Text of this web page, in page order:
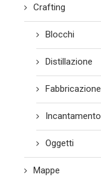
Crafting
Blocchi
Distillazione
Fabbricazione
Incantamento
Oggetti
Mappe